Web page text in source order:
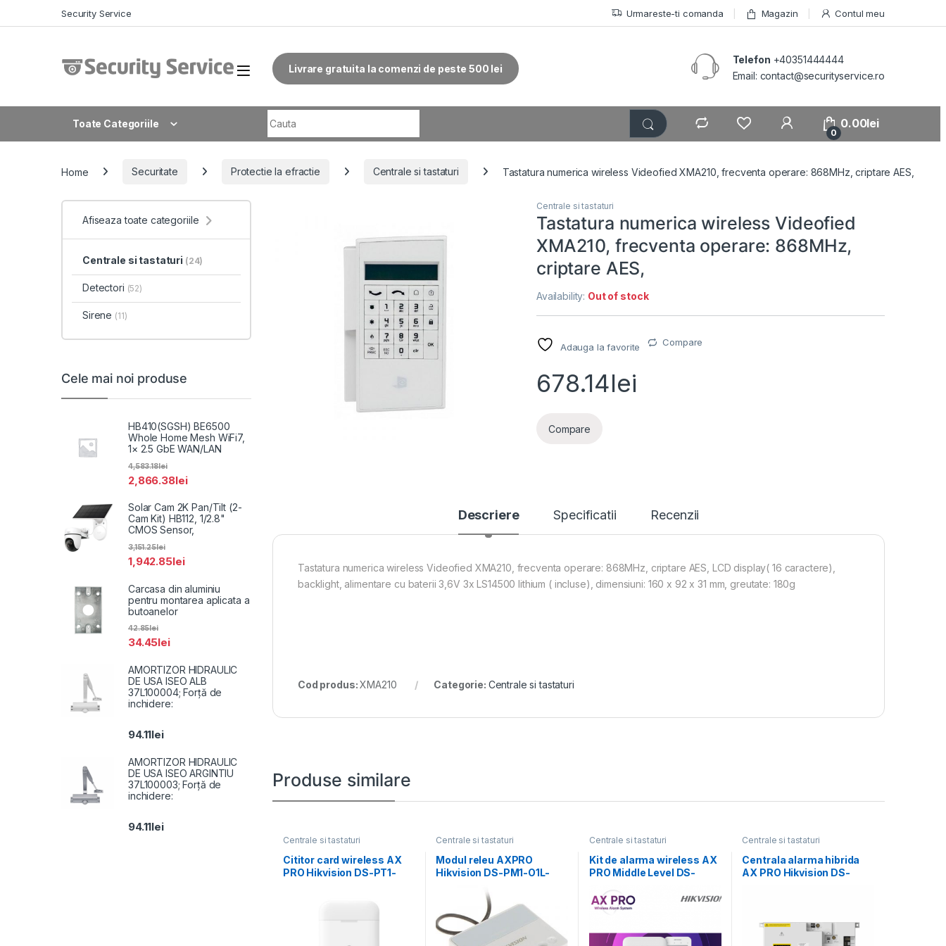
Security Service Urmareste-ti comanda Magazin Contul meu
Livrare gratuita la comenzi de peste 500 lei
Telefon +40351444444
Email: contact@securityservice.ro
Toate Categoriile
0
0.00lei
Home Securitate Protectie la efractie Centrale si tastaturi Tastatura numerica wireless Videofied XMA210, frecventa operare: 868MHz, criptare AES,
Centrale si tastaturi
Tastatura numerica wireless Videofied
XMA210, frecventa operare: 868MHz,
criptare AES,
Availability: Out of stock
Adauga la favorite Compare
678.14lei
Compare
Descriere Specificatii Recenzii
Tastatura numerica wireless Videofied XMA210, frecventa operare: 868MHz, criptare AES, LCD display( 16 caractere),
backlight, alimentare cu baterii 3,6V 3x LS14500 lithium ( incluse), dimensiuni: 160 x 92 x 31 mm, greutate: 180g
Cod produs:XMA210 Categorie: Centrale si tastaturi
Produse similare
Centrale si tastaturi
Cititor card wireless AX
PRO Hikvision DS-PT1-
Centrale si tastaturi
Modul releu AXPRO
Hikvision DS-PM1-O1L-
Centrale si tastaturi
Kit de alarma wireless AX
PRO Middle Level DS-
Centrale si tastaturi
Centrala alarma hibrida
AX PRO Hikvision DS-
Afiseaza toate categoriile
Centrale si tastaturi (24)
Detectori (52)
Sirene (11)
Cele mai noi produse
HB410(SGSH) BE6500
Whole Home Mesh WiFi7,
1× 2.5 GbE WAN/LAN
2,866.38lei
4,583.18lei
Solar Cam 2K Pan/Tilt (2-
Cam Kit) HB112, 1/2.8"
CMOS Sensor,
1,942.85lei
3,151.25lei
Carcasa din aluminiu
pentru montarea aplicata a
butoanelor
34.45lei
42.85lei
AMORTIZOR HIDRAULIC
DE USA ISEO ALB
37L100004; Forță de
inchidere:
94.11lei
AMORTIZOR HIDRAULIC
DE USA ISEO ARGINTIU
37L100003; Forță de
inchidere:
94.11lei